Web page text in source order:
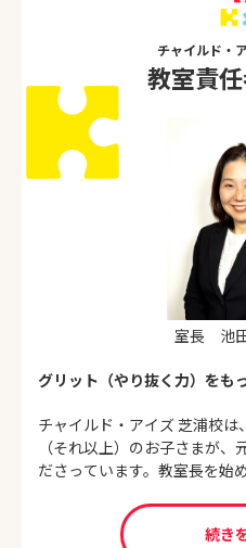
チャイルド・
教室責
室長 池
グリット（やり抜く力）をも
チャイルド・アイズ 芝浦校
（それ以上）のお子さまが
ださっています。教室長を始
の成長のお手伝いをさせてい
続き